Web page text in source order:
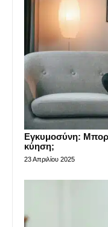
Εγκυμοσύνη:
κύηση;
23 Απριλίου 2025